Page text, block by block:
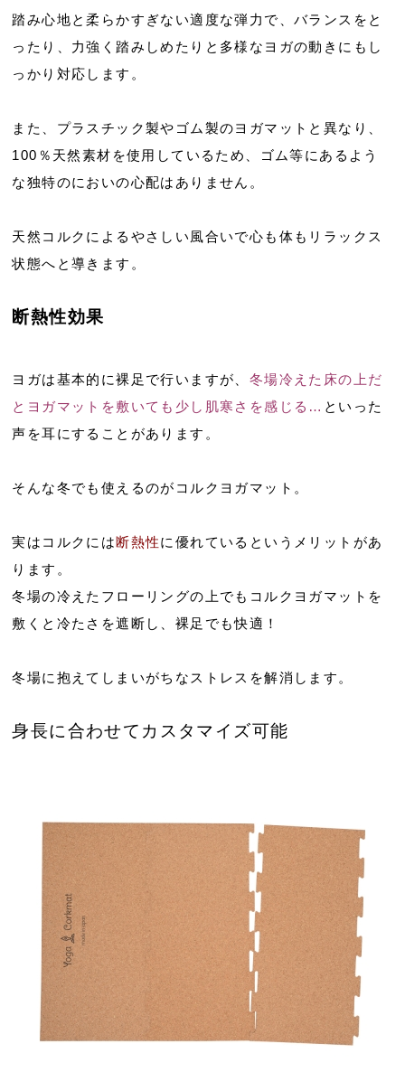
踏み心地と柔らかすぎない適度な弾力で、バランスをと
ったり、力強く踏みしめたりと多様なヨガの動きにもし
っかり対応します。
また、プラスチック製やゴム製のヨガマットと異なり、
100％天然素材を使用しているため、ゴム等にあるよう
な独特のにおいの心配はありません。
天然コルクによるやさしい風合いで心も体もリラックス
状態へと導きます。
断熱性効果
ヨガは基本的に裸足で行いますが、 冬場冷えた床の上だ
とヨガマットを敷いても少し肌寒さを感じる… といった
声を耳にすることがあります。
そんな冬でも使えるのがコルクヨガマット。
実はコルクには断熱性に優れているというメリットがあ
ります。
冬場の冷えたフローリングの上でもコルクヨガマットを
敷くと冷たさを遮断し、裸足でも快適！
冬場に抱えてしまいがちなストレスを解消します。
身長に合わせてカスタマイズ可能